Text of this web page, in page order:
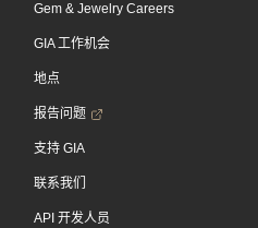
Gem & Jewelry Careers
GIA 工作机会
地点
报告问题
支持 GIA
联系我们
API 开发人员